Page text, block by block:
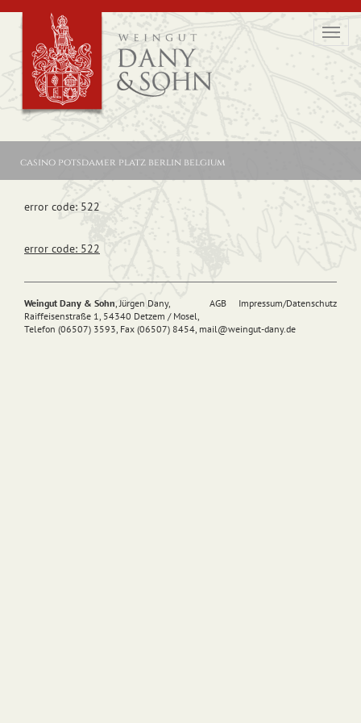
casino potsdamer platz berlin belgium
error code: 522
error code: 522
AGB Impressum/Datenschutz
Weingut Dany & Sohn, Jürgen Dany,
Raiffeisenstraße 1, 54340 Detzem / Mosel,
Telefon (06507) 3593, Fax (06507) 8454, mail@weingut-dany.de